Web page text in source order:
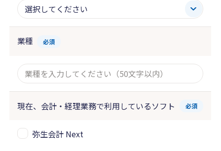
業種 必須
現在、会計・経理業務で利用しているソフト 必須
弥生会計 Next